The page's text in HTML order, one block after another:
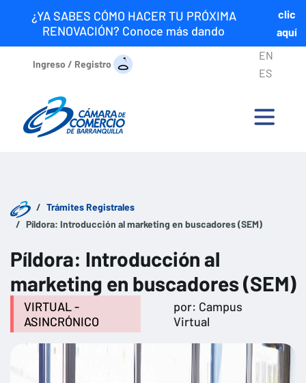
¿YA SABES CÓMO HACER TU PRÓXIMA
RENOVACIÓN? Conoce más dando
clic
aquí
Ingreso / Registro
EN
ES
Trámites Registrales
Píldora: Introducción al marketing en buscadores (SEM)
Píldora: Introducción al
marketing en buscadores (SEM)
VIRTUAL -
ASINCRÓNICO
por: Campus
Virtual